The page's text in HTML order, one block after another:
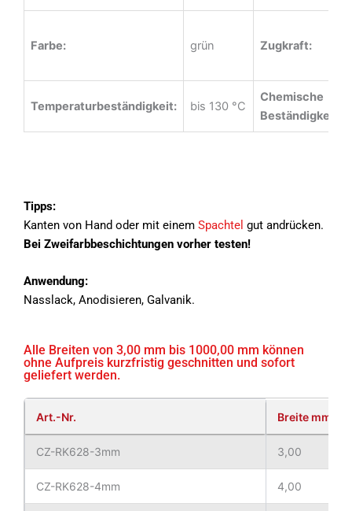
Farbe: grün Zugkraft:
Temperaturbeständigkeit: bis 130 °C
Chemische
Beständigkeit:
Tipps:
Kanten von Hand oder mit einem Spachtel gut andrücken.
Bei Zweifarbbeschichtungen vorher testen!
Anwendung:
Nasslack, Anodisieren, Galvanik.
Alle Breiten von 3,00 mm bis 1000,00 mm können
ohne Aufpreis kurzfristig geschnitten und sofort
geliefert werden.
Art.-Nr. Breite mm
CZ-RK628-3mm 3,00
CZ-RK628-4mm 4,00